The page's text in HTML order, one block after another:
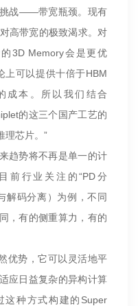
战——带宽瓶颈。现有
高带宽的极致渴求。对
3D Memory会是更优
上可以提供十倍于HBM
成本。所以我们结合
的这三个国产工艺的
理芯片。”
趋势将不再是单一的计
前行业关注的“PD分
解码分离）为例，不同
，有的侧重算力，有的
优势，它可以灵活地平
应日益复杂的异构计算
这种方式构建的Super